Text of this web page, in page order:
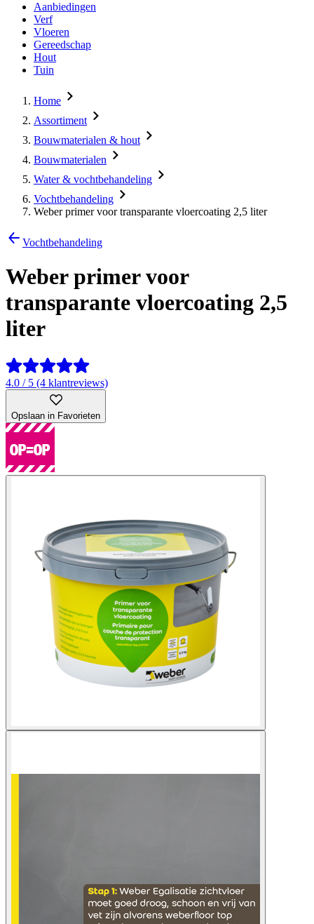
Aanbiedingen
Verf
Vloeren
Gereedschap
Hout
Tuin
Home
Assortiment
Bouwmaterialen & hout
Bouwmaterialen
Water & vochtbehandeling
Vochtbehandeling
Weber primer voor transparante vloercoating 2,5 liter
Vochtbehandeling
Weber primer voor
transparante vloercoating 2,5
liter
4.0 / 5 (4 klantreviews)
Opslaan in Favorieten